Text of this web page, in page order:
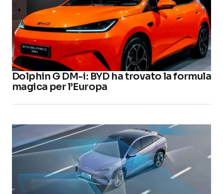
Dolphin G DM-i: BYD ha trovato la formula
magica per l’Europa